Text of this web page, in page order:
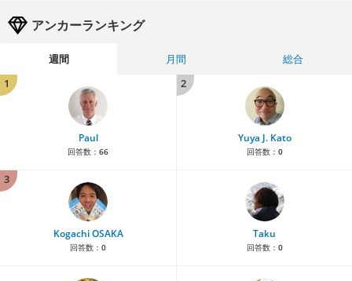
アンカーランキング
週間 月間
総合
1
Paul
回答数： 66
2
Yuya J. Kato
回答数： 0
3
Kogachi OSAKA
回答数： 0
Taku
回答数： 0